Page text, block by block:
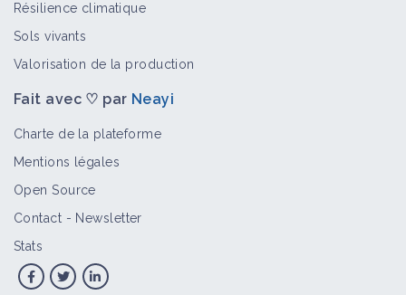
Résilience climatique
Sols vivants
Valorisation de la production
Fait avec ♡ par Neayi
Charte de la plateforme
Mentions légales
Open Source
Contact - Newsletter
Stats